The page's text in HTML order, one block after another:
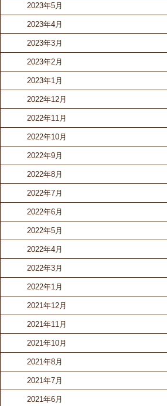
2023年5月
2023年4月
2023年3月
2023年2月
2023年1月
2022年12月
2022年11月
2022年10月
2022年9月
2022年8月
2022年7月
2022年6月
2022年5月
2022年4月
2022年3月
2022年1月
2021年12月
2021年11月
2021年10月
2021年8月
2021年7月
2021年6月